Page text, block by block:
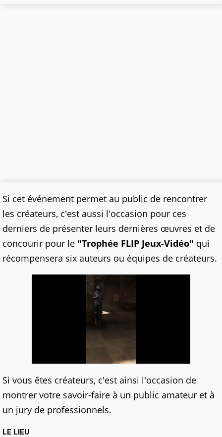
Si cet événement permet au public de rencontrer
les créateurs, c'est aussi l'occasion pour ces
derniers de présenter leurs dernières œuvres et de
concourir pour le "Trophée FLIP Jeux-Vidéo" qui
récompensera six auteurs ou équipes de créateurs.
Si vous êtes créateurs, c'est ainsi l'occasion de
montrer votre savoir-faire à un public amateur et à
un jury de professionnels.
LE LIEU